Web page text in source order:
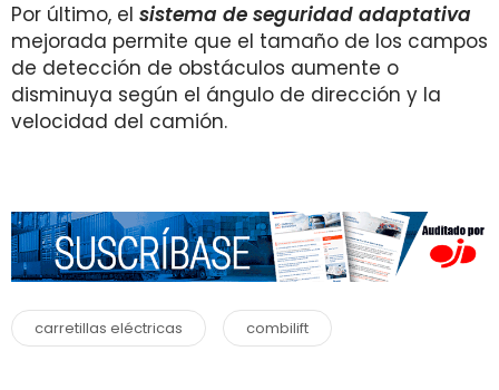
Por último, el sistema de seguridad adaptativa
mejorada permite que el tamaño de los campos
de detección de obstáculos aumente o
disminuya según el ángulo de dirección y la
velocidad del camión.
carretillas eléctricas combilift